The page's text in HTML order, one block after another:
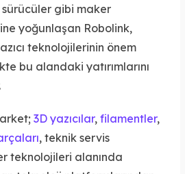
gibi maker
yoğunlaşan Robolink,
teknolojilerinin önem
bu alandaki yatırımlarını
3D yazıcılar, filamentler,
, teknik servis
teknolojileri alanında